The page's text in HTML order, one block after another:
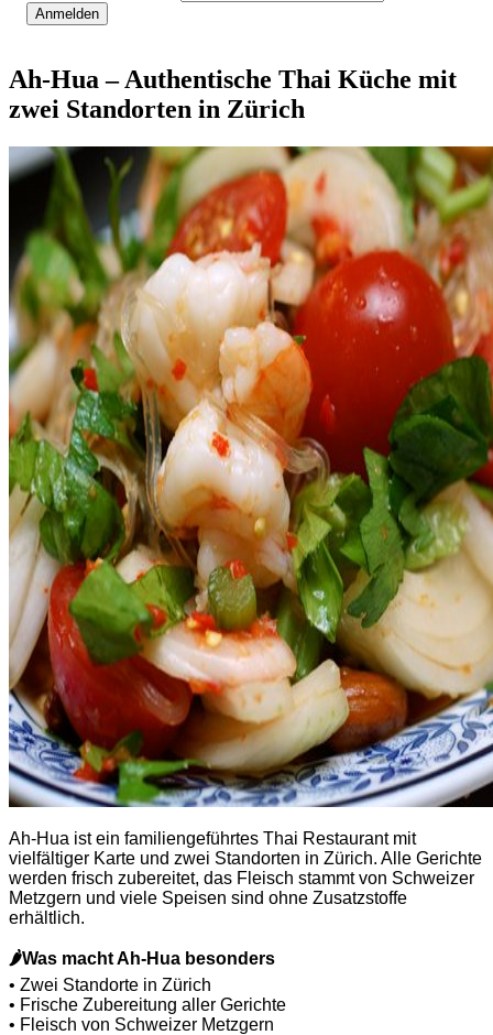
Ah-Hua – Authentische Thai Küche mit
zwei Standorten in Zürich
Ah-Hua ist ein familiengeführtes Thai Restaurant mit
vielfältiger Karte und zwei Standorten in Zürich. Alle Gerichte
werden frisch zubereitet, das Fleisch stammt von Schweizer
Metzgern und viele Speisen sind ohne Zusatzstoffe
erhältlich.
🌶Was macht Ah-Hua besonders
• Zwei Standorte in Zürich
• Frische Zubereitung aller Gerichte
• Fleisch von Schweizer Metzgern